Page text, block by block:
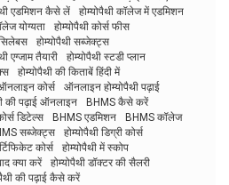
एडमिशन कैसे लें
होम्योपैथी कॉलेज में एडमिशन
योग्यता
होम्योपैथी कोर्स फीस
सिलेबस
होम्योपैथी सब्जेक्ट्स
एग्जाम तैयारी
होम्योपैथी स्टडी प्लान
होम्योपैथी की किताबें हिंदी में
कोर्स
ऑनलाइन होम्योपैथी पढ़ाई
की पढ़ाई ऑनलाइन
BHMS कैसे करें
डिटेल्स BHMS एडमिशन
BHMS कॉलेज
सब्जेक्ट्स
होम्योपैथी डिग्री कोर्स
कोर्स
होम्योपैथी में स्कोप
क्या करें
होम्योपैथी डॉक्टर की सैलरी
की पढ़ाई कैसे करें